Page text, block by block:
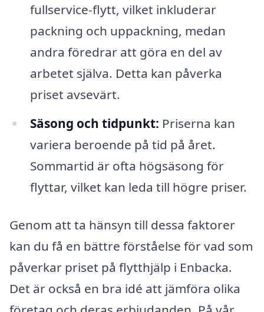
fullservice-flytt, vilket inkluderar
packning och uppackning, medan
andra föredrar att göra en del av
arbetet själva. Detta kan påverka
priset avsevärt.
Säsong och tidpunkt: Priserna kan
variera beroende på tid på året.
Sommartid är ofta högsäsong för
flyttar, vilket kan leda till högre priser.
Genom att ta hänsyn till dessa faktorer
kan du få en bättre förståelse för vad som
påverkar priset på flytthjälp i Enbacka.
Det är också en bra idé att jämföra olika